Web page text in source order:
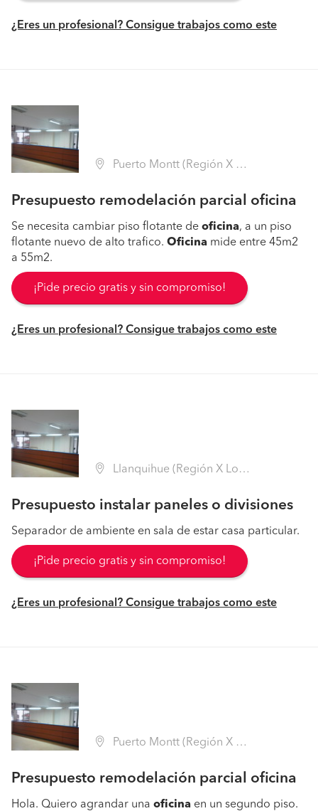
¿Eres un profesional? Consigue trabajos como este
Puerto Montt (Región X Los Lagos - Llanquihue)
Presupuesto remodelación parcial oficina
Se necesita cambiar piso flotante de oficina, a un piso
flotante nuevo de alto trafico. Oficina mide entre 45m2
a 55m2.
¡Pide precio gratis y sin compromiso!
¿Eres un profesional? Consigue trabajos como este
Llanquihue (Región X Los Lagos - Llanquihue)
Presupuesto instalar paneles o divisiones
Separador de ambiente en sala de estar casa particular.
¡Pide precio gratis y sin compromiso!
¿Eres un profesional? Consigue trabajos como este
Puerto Montt (Región X Los Lagos - Llanquihue)
Presupuesto remodelación parcial oficina
Hola. Quiero agrandar una oficina en un segundo piso.